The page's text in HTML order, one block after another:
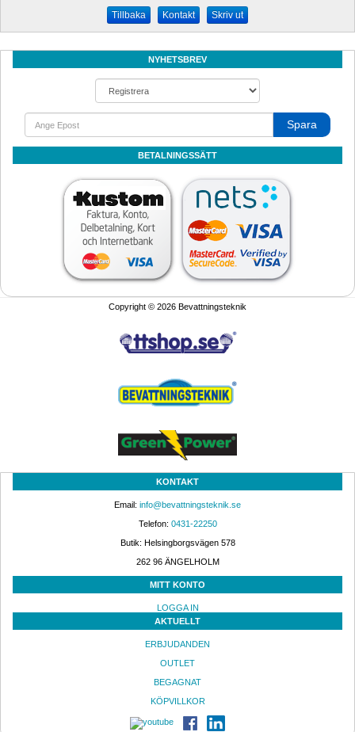
Kontakt Skriv ut
NYHETSBREV
Spara
BETALNINGSSÄTT
Copyright © 2026 Bevattningsteknik
KONTAKT
Email: info@bevattningsteknik.se
Telefon: 0431-22250
Butik: Helsingborgsvägen 578
262 96 ÄNGELHOLM
MITT KONTO
LOGGA IN
AKTUELLT
ERBJUDANDEN
OUTLET
BEGAGNAT
KÖPVILLKOR